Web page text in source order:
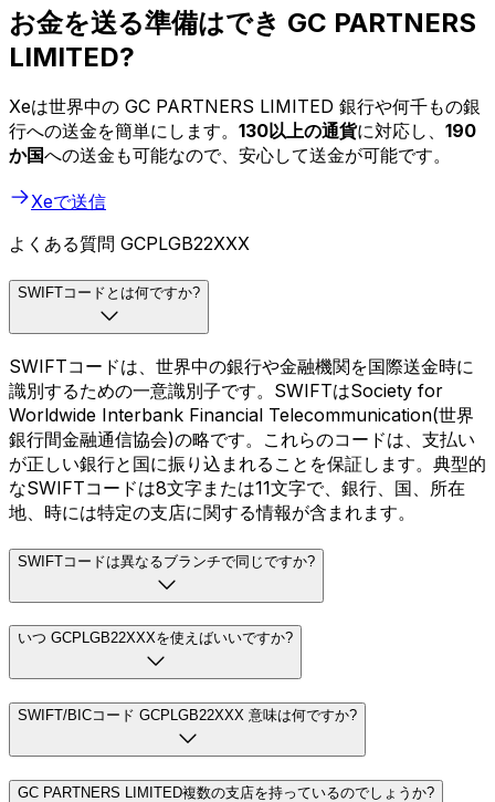
お金を送る準備はでき GC PARTNERS
LIMITED?
Xeは世界中の GC PARTNERS LIMITED 銀行や何千もの銀
行への送金を簡単にします。 130以上の通貨に対応し、 190
か国への送金も可能なので、安心して送金が可能です。
Xeで送信
よくある質問 GCPLGB22XXX
SWIFTコードとは何ですか?
SWIFTコードは、世界中の銀行や金融機関を国際送金時に
識別するための一意識別子です。SWIFTはSociety for
Worldwide Interbank Financial Telecommunication(世界
銀行間金融通信協会)の略です。これらのコードは、支払い
が正しい銀行と国に振り込まれることを保証します。典型的
なSWIFTコードは8文字または11文字で、銀行、国、所在
地、時には特定の支店に関する情報が含まれます。
SWIFTコードは異なるブランチで同じですか?
いつ GCPLGB22XXXを使えばいいですか?
SWIFT/BICコード GCPLGB22XXX 意味は何ですか?
GC PARTNERS LIMITED複数の支店を持っているのでしょうか?